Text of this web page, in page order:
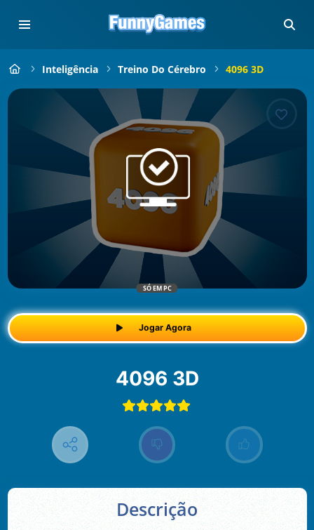
Inteligência Treino Do Cérebro 4096 3D
SÓ EM PC
Jogar Agora
4096 3D
Descrição